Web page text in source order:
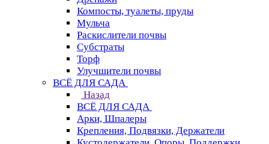
Компосты, туалеты, пруды
Мульча
Раскислители почвы
Субстраты
Торф
Улучшители почвы
ВСЁ ДЛЯ САДА
Назад
ВСЁ ДЛЯ САДА
Арки, Шпалеры
Крепления, Подвязки, Держатели